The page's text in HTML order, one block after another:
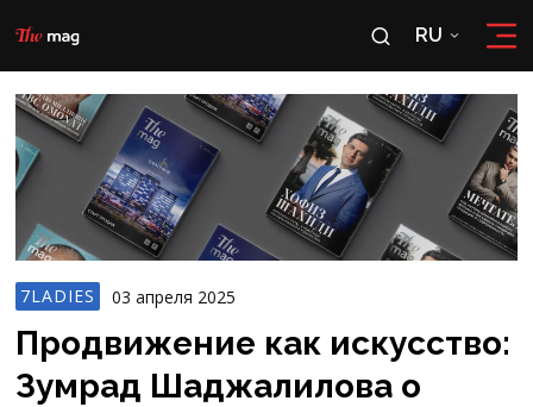
RU
RU
OʻZ
7LADIES 03 апреля 2025
Продвижение как искусство:
Зумрад Шаджалилова о